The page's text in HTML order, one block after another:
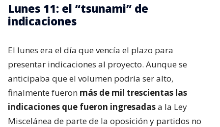
Lunes 11: el “tsunami” de
indicaciones
El lunes era el día que vencía el plazo para
presentar indicaciones al proyecto. Aunque se
anticipaba que el volumen podría ser alto,
finalmente fueron más de mil trescientas las
indicaciones que fueron ingresadasa la Ley
Miscelánea de parte de la oposición y partidos no